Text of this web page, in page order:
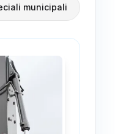
municipali